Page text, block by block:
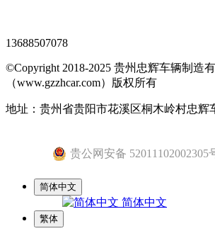
13688507078
©Copyright 2018-2025 贵州忠辉车辆制造
（www.gzzhcar.com）版权所有
地址：贵州省贵阳市花溪区桐木岭村忠辉
贵公网安备 52011102002305
简体中文
简体中文
繁体